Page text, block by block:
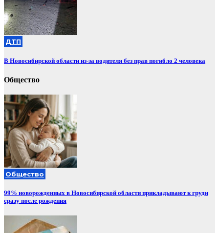
ДТП
В Новосибирской области из-за водителя без прав погибло 2 человека
Общество
Общество
99% новорожденных в Новосибирской области прикладывают к груди
сразу после рождения